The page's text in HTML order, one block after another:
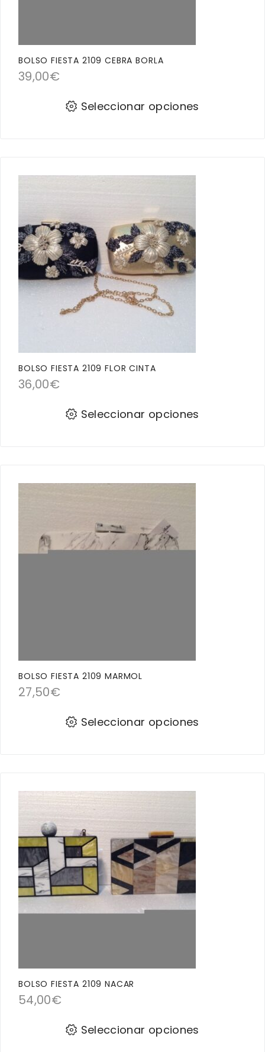
BOLSO FIESTA 2109 CEBRA BORLA
39,00€
Seleccionar opciones
BOLSO FIESTA 2109 FLOR CINTA
36,00€
Seleccionar opciones
BOLSO FIESTA 2109 MARMOL
27,50€
Seleccionar opciones
BOLSO FIESTA 2109 NACAR
54,00€
Seleccionar opciones